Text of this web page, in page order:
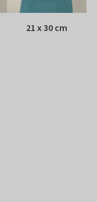
21 x 30 cm